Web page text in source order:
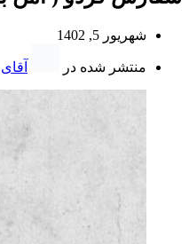
شهریور 5, 1402
منتشر شده در